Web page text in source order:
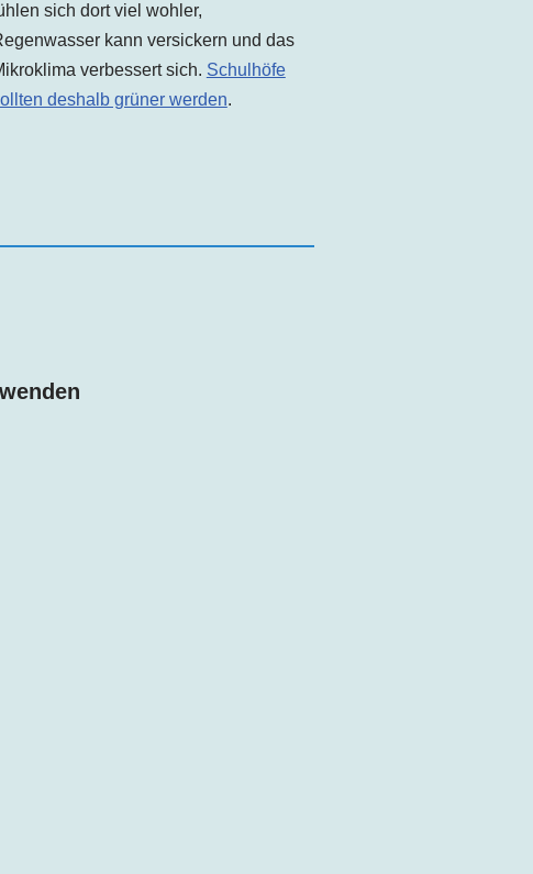
sich dort viel wohler,
kann versickern und das
verbessert sich. Schulhöfe
deshalb grüner werden.